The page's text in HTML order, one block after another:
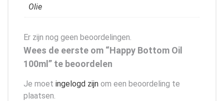
Olie
Er zijn nog geen beoordelingen.
Wees de eerste om “Happy Bottom Oil
100ml” te beoordelen
Je moet ingelogd zijn om een beoordeling te
plaatsen.